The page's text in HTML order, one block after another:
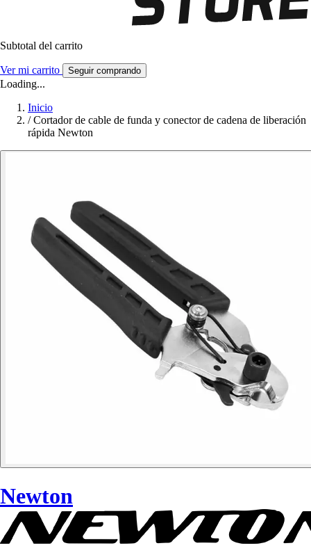
Subtotal del carrito
Ver mi carrito Seguir comprando
Loading...
Inicio
/ Cortador de cable de funda y conector de cadena de liberación
rápida Newton
Newton